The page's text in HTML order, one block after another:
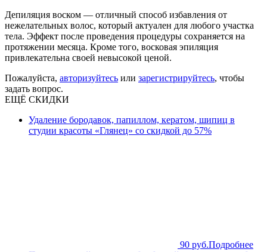
Депиляция воском — отличный способ избавления от
нежелательных волос, который актуален для любого участка
тела. Эффект после проведения процедуры сохраняется на
протяжении месяца. Кроме того, восковая эпиляция
привлекательна своей невысокой ценой.
Пожалуйста, авторизуйтесь или зарегистрируйтесь, чтобы
задать вопрос.
ЕЩЁ СКИДКИ
Удаление бородавок, папиллом, кератом, шипиц в
студии красоты «Глянец» со скидкой до 57%
90 руб.Подробнее